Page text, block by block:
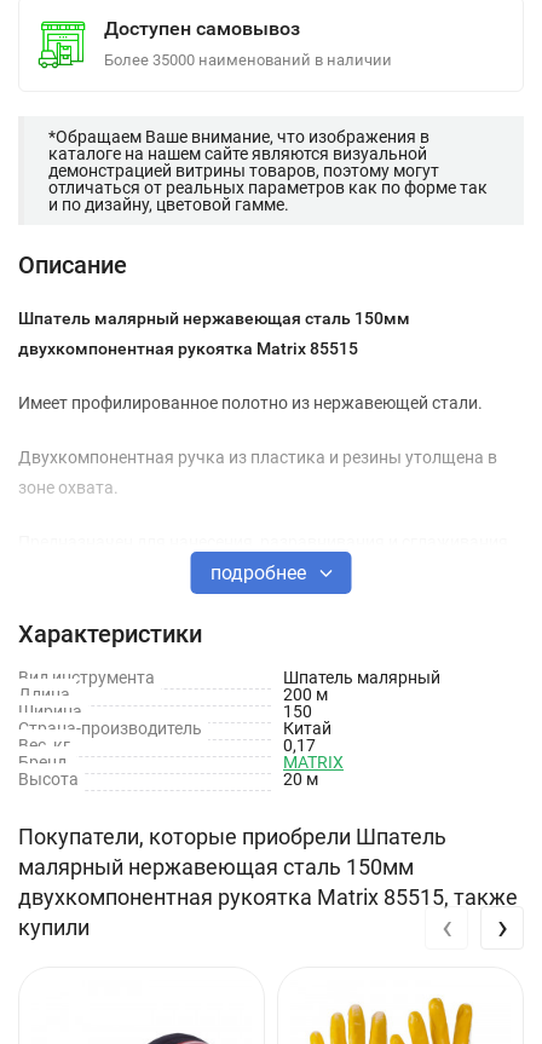
Доступен самовывоз
Более 35000 наименований в наличии
*Обращаем Ваше внимание, что изображения в
каталоге на нашем сайте являются визуальной
демонстрацией витрины товаров, поэтому могут
отличаться от реальных параметров как по форме так
и по дизайну, цветовой гамме.
Описание
Шпатель малярный нержавеющая сталь 150мм
двухкомпонентная рукоятка Matrix 85515
Имеет профилированное полотно из нержавеющей стали.
Двухкомпонентная ручка из пластика и резины утолщена в
зоне охвата.
шпаклевочного слоя на поверхности.
Технические характеристики
Вид: Малярный
Материал: Нержавеющая сталь
Длина: 150 мм
подробнее
Характеристики
Вид инструмента
Шпатель малярный
Длина
200 м
Ширина
150
Страна-производитель
Китай
Вес, кг
0,17
Бренд
MATRIX
Высота
20 м
Покупатели, которые приобрели Шпатель
малярный нержавеющая сталь 150мм
двухкомпонентная рукоятка Matrix 85515, также
купили
‹ ›